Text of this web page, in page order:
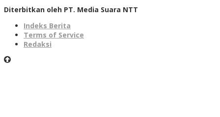
Diterbitkan oleh PT. Media Suara NTT
Indeks Berita
Terms of Service
Redaksi